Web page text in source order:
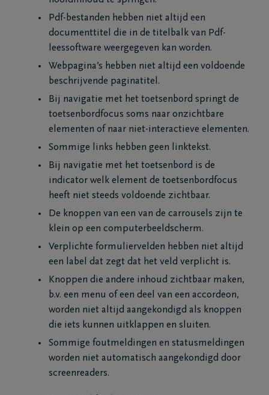
Pdf-bestanden hebben niet altijd een
documenttitel die in de titelbalk van Pdf-
leessoftware weergegeven kan worden.
Webpagina’s hebben niet altijd een voldoende
beschrijvende paginatitel.
Bij navigatie met het toetsenbord springt de
toetsenbordfocus soms naar onzichtbare
elementen of naar niet-interactieve elementen.
Sommige links hebben geen linktekst.
Bij navigatie met het toetsenbord is de
indicator welk element de toetsenbordfocus
heeft niet steeds voldoende zichtbaar.
De knoppen van een van de carrousels zijn te
klein op een computerbeeldscherm.
Verplichte formuliervelden hebben niet altijd
een label dat zegt dat het veld verplicht is.
Knoppen die andere inhoud zichtbaar maken,
b.v. een menu of een deel van een accordeon,
worden niet altijd aangekondigd als knoppen
die iets kunnen uitklappen en sluiten.
Sommige foutmeldingen en statusmeldingen
worden niet automatisch aangekondigd door
screenreaders.